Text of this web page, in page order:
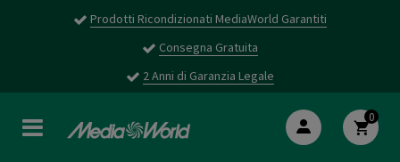
Prodotti Ricondizionati MediaWorld Garantiti
Consegna Gratuita
2 Anni di Garanzia Legale
0